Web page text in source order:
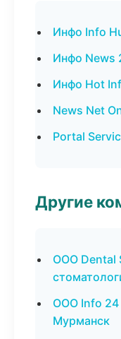
Инфо Info
Инфо News
Инфо Hot
News Net
Portal
Другие
ООО Dental
ООО Info 24
Мурманск